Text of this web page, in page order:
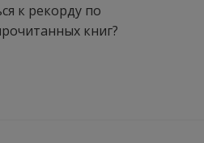
к рекорду по
книг?